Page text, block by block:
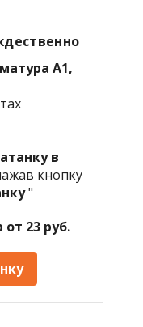
А1,
в
кнопку
"
23 руб.